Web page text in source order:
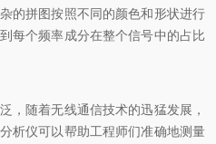
的拼图按照不同的颜色和形状进行
每个频率成分在整个信号中的占比
随着无线通信技术的迅猛发展，
析仪可以帮助工程师们准确地测量